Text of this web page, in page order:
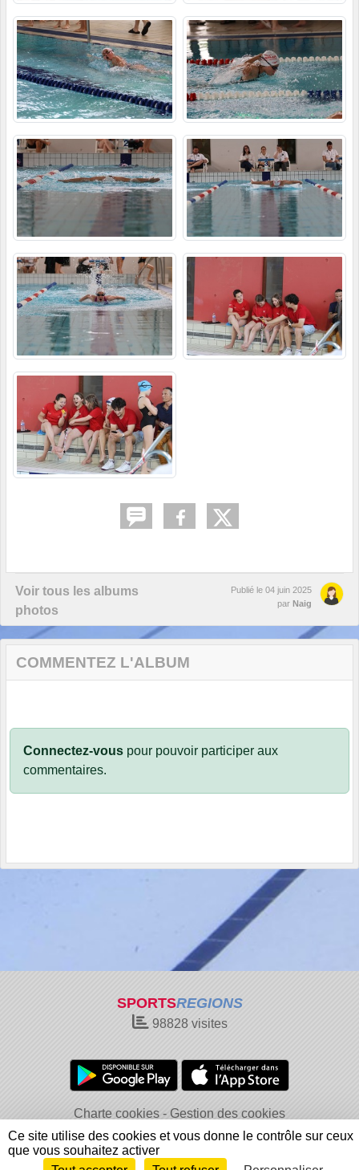
Voir tous les albums
photos
Publié le 04 juin 2025
par Naig
COMMENTEZ L'ALBUM
Connectez-vous pour pouvoir participer aux
commentaires.
SPORTSREGIONS
98828visites
Charte cookies
Gestion des cookies
Informations légales
Signaler un contenu inapproprié
Ce site utilise des cookies et vous donne le contrôle sur ceux
que vous souhaitez activer